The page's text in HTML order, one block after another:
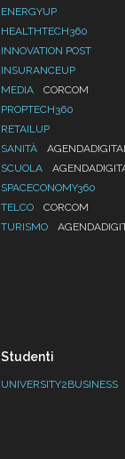
ENERGYUP
HEALTHTECH360
INNOVATION POST
INSURANCEUP
MEDIA
CORCOM
PROPTECH360
RETAILUP
SANITÀ
SCUOLA
SPACECONOMY360
TELCO
CORCOM
TURISMO
Studenti
UNIVERSITY2BUSINESS